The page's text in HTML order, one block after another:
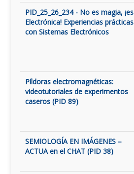
PID_25_26_234 - No es magia, ¡es
Electrónica! Experiencias prácticas
con Sistemas Electrónicos
Píldoras electromagnéticas:
videotutoriales de experimentos
caseros (PID 89)
SEMIOLOGÍA EN IMÁGENES –
ACTUA en el CHAT (PID 38)